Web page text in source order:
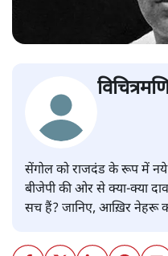
सेंगोल को राजदंड के रूप में
बीजेपी की ओर से क्या-क्या
सच हैं? जानिए, आख़िर नेहरू को